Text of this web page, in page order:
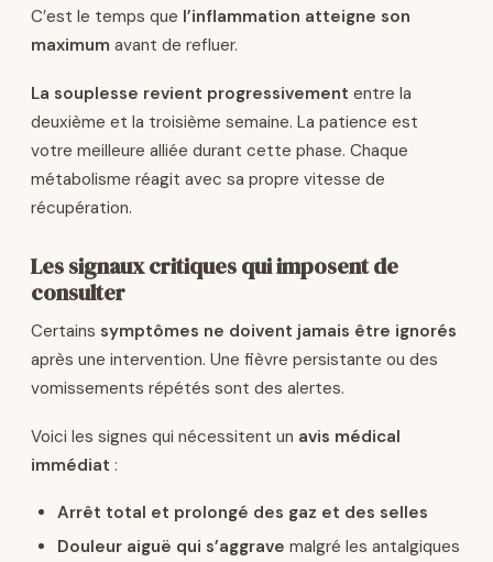
C’est le temps que l’inflammation atteigne son
maximum avant de refluer.
La souplesse revient progressivement entre la
deuxième et la troisième semaine. La patience est
votre meilleure alliée durant cette phase. Chaque
métabolisme réagit avec sa propre vitesse de
récupération.
Les signaux critiques qui imposent de
consulter
Certains symptômes ne doivent jamais être ignorés
après une intervention. Une fièvre persistante ou des
vomissements répétés sont des alertes.
Voici les signes qui nécessitent un avis médical
immédiat :
Arrêt total et prolongé des gaz et des selles
Douleur aiguë qui s’aggrave malgré les antalgiques